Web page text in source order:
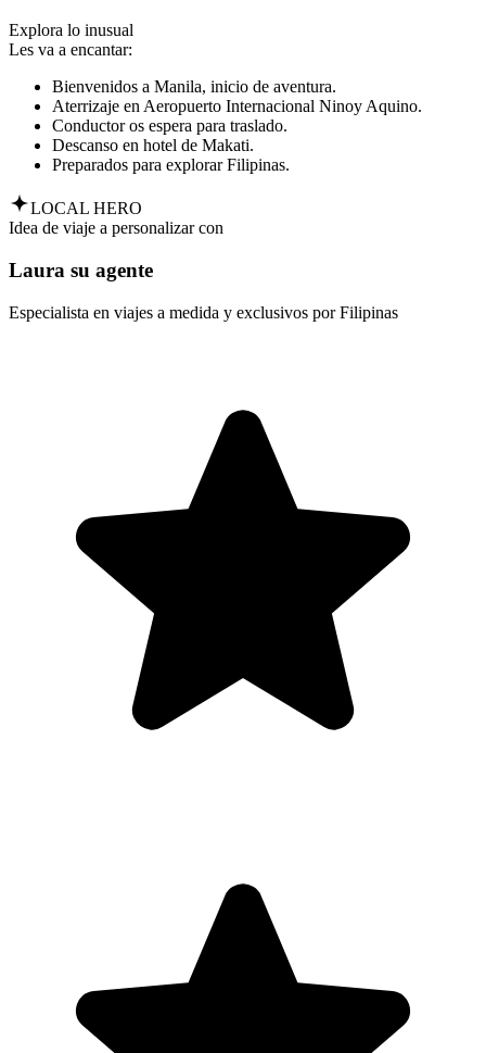
Explora lo inusual
Les va a encantar:
Bienvenidos a Manila, inicio de aventura.
Aterrizaje en Aeropuerto Internacional Ninoy Aquino.
Conductor os espera para traslado.
Descanso en hotel de Makati.
Preparados para explorar Filipinas.
LOCAL HERO
Idea de viaje a personalizar con
Laura su agente
Especialista en viajes a medida y exclusivos por Filipinas